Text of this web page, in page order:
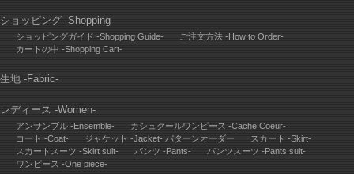
ショッピング -Shopping-
ショッピングガイド -Shopping Guide-
ご注文方法 -How to Order-
カートの中 -Shopping Cart-
生地 -Fabric-
レディース -Women-
アンサンブル -Ensemble-
カシュクールワンピース -Cache Coeur-
コート -Coat-
ジャケット -Jacket- パターンオーダー
スカート -Skirt-
スカートスーツ -Skirt suit-
パンツ -Pants-
パンツスーツ -Pants suit-
ワンピース -One piece-